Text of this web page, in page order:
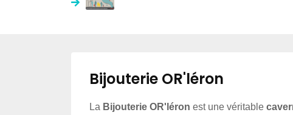
Bijouterie OR'léron
La Bijouterie OR'léron est une véritable